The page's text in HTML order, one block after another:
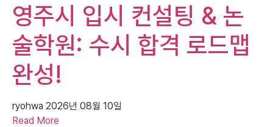
영주시 입시 컨설팅 & 논
술학원: 수시 합격 로드맵
완성!
ryohwa 2026년 08월 10일
Read More